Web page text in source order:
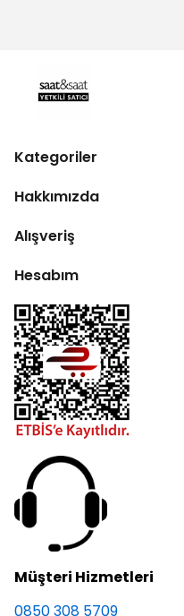
Kategoriler
Hakkımızda
Alışveriş
Hesabım
Müşteri Hizmetleri
0850 308 5709